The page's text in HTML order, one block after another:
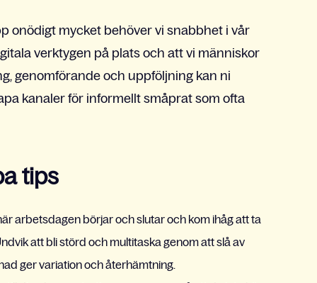
onödigt mycket behöver vi snabbhet i vår
verktygen på plats och att vi människor
genomförande och uppföljning kan ni
kanaler för informellt småprat som ofta
tips
arbetsdagen börjar och slutar och kom ihåg att ta
att bli störd och multitaska genom att slå av
ger variation och återhämtning.